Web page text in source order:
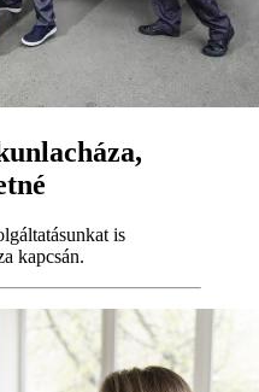
is
kapcsán.